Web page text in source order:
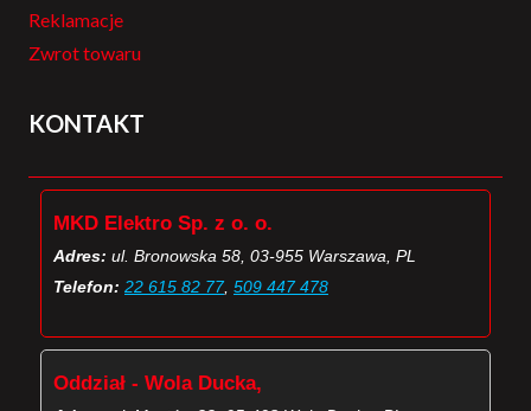
Reklamacje
Zwrot towaru
KONTAKT
MKD Elektro Sp. z o. o.
Adres: ul. Bronowska 58, 03-955 Warszawa, PL
Telefon: 22 615 82 77, 509 447 478
Oddział - Wola Ducka,